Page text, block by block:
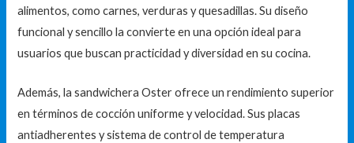
alimentos, como carnes, verduras y quesadillas. Su diseño
funcional y sencillo la convierte en una opción ideal para
usuarios que buscan practicidad y diversidad en su cocina.
Además, la sandwichera Oster ofrece un rendimiento superior
en términos de cocción uniforme y velocidad. Sus placas
antiadherentes y sistema de control de temperatura